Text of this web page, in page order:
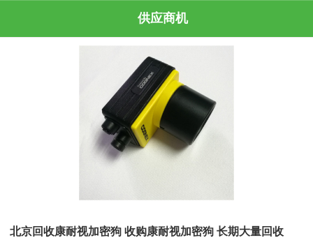
供应商机
北京回收康耐视加密狗 收购康耐视加密狗 长期大量回收